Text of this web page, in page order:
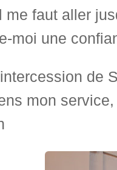
me faut aller
moi une
de
mon